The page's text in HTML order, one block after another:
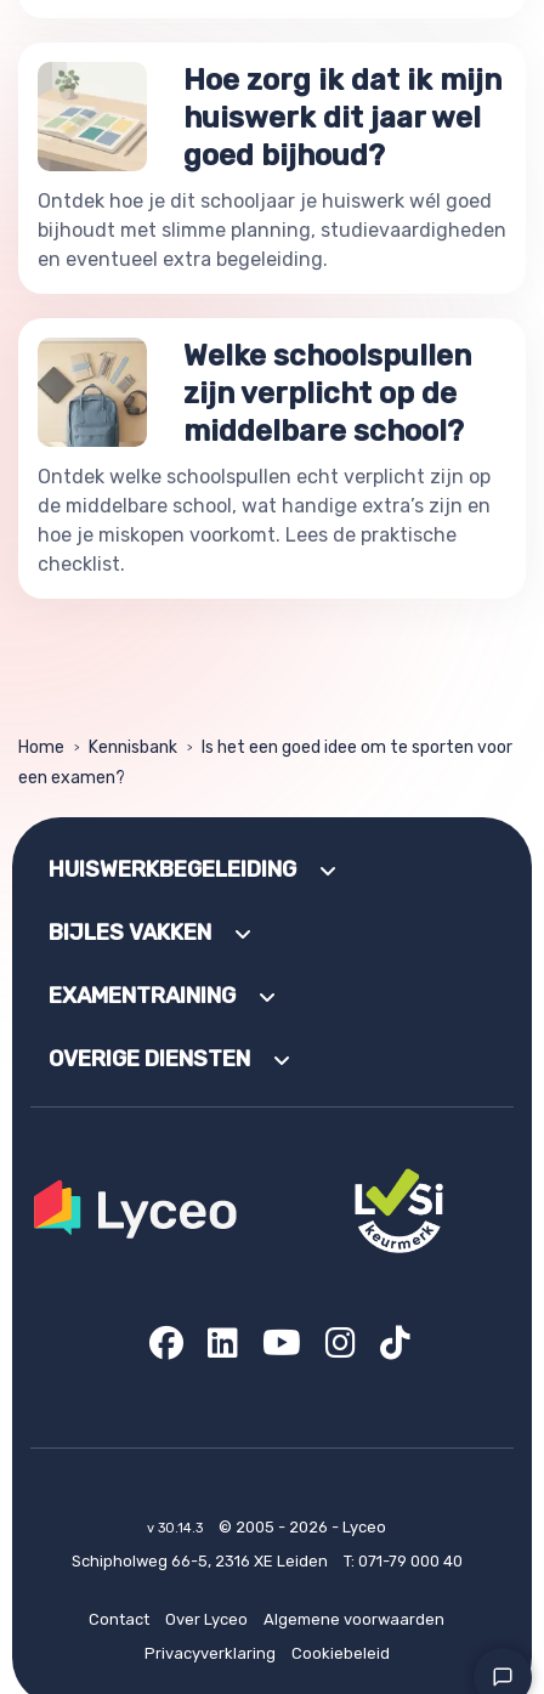
Hoe zorg ik dat ik mijn
huiswerk dit jaar wel
goed bijhoud?
Ontdek hoe je dit schooljaar je huiswerk wél goed
bijhoudt met slimme planning, studievaardigheden
en eventueel extra begeleiding.
Welke schoolspullen
zijn verplicht op de
middelbare school?
Ontdek welke schoolspullen echt verplicht zijn op
de middelbare school, wat handige extra’s zijn en
hoe je miskopen voorkomt. Lees de praktische
checklist.
Home > Kennisbank >
Is het een goed idee om te sporten voor
een examen?
HUISWERKBEGELEIDING
BIJLES VAKKEN
EXAMENTRAINING
OVERIGE DIENSTEN
Facebook
LinkedIn
YouTube
Instagram
TikTok
v 30.14.3
© 2005 - 2026 - Lyceo
Schipholweg 66-5, 2316 XE Leiden
T: 071-79 000 40
Contact Over Lyceo
Algemene voorwaarden
Privacyverklaring
Cookiebeleid